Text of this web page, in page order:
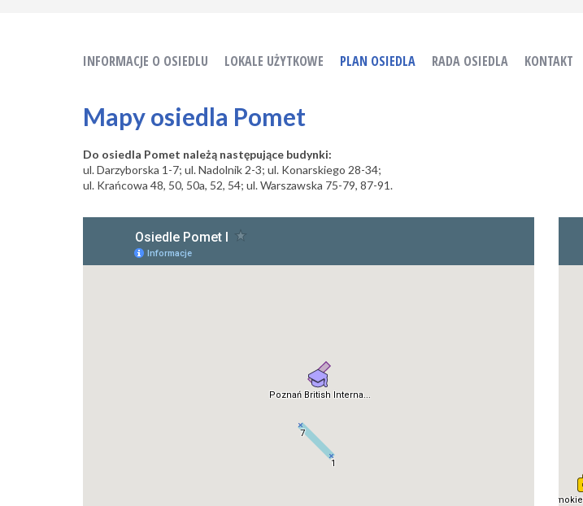
INFORMACJE O OSIEDLU LOKALE UŻYTKOWE PLAN OSIEDLA RADA OSIEDLA KONTAKT
Mapy osiedla Pomet
Do osiedla Pomet należą następujące budynki:
ul. Darzyborska 1-7; ul. Nadolnik 2-3; ul. Konarskiego 28-34;
ul. Krańcowa 48, 50, 50a, 52, 54; ul. Warszawska 75-79, 87-91.